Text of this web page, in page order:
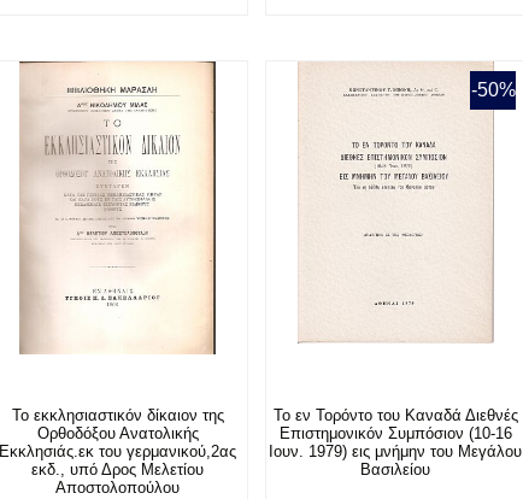
Το εκκλησιαστικόν δίκαιον της
Ορθοδόξου Ανατολικής
Εκκλησιάς.εκ του γερμανικού,2ας
εκδ., υπό Δρος Μελετίου
Αποστολοπούλου
-50%
Το εν Τορόντο του Καναδά Διεθνές
Επιστημονικόν Συμπόσιον (10-16
Ιουν. 1979) εις μνήμην του Μεγάλου
Βασιλείου